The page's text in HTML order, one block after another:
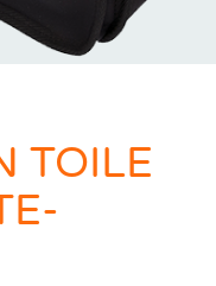
TOILE